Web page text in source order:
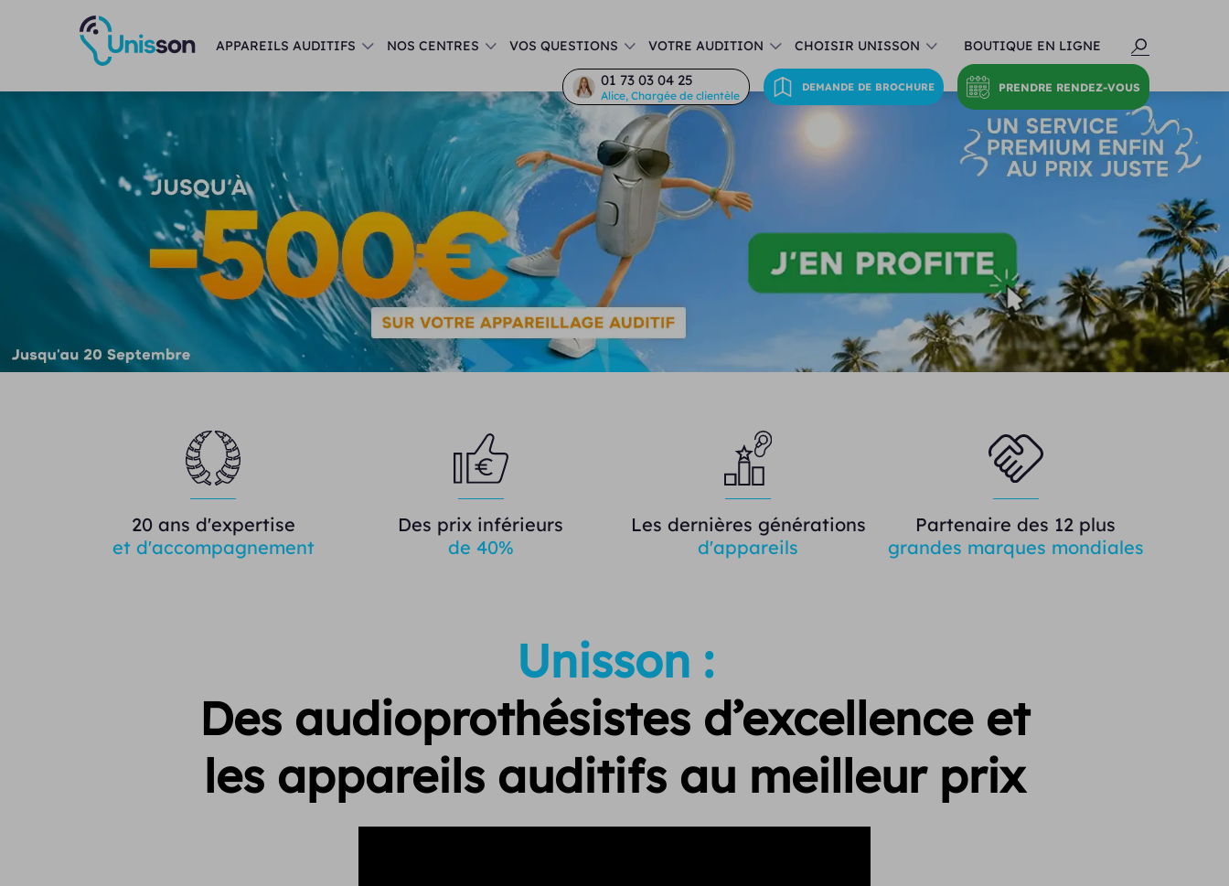
APPAREILS AUDITIFS NOS CENTRES VOS QUESTIONS VOTRE AUDITION CHOISIR UNISSON BOUTIQUE EN LIGNE
01 73 03 04 25
Alice, Chargée de clientèle
DEMANDE DE BROCHURE PRENDRE RENDEZ-VOUS
20 ans d'expertise
et d'accompagnement
Des prix inférieurs
de 40%
Les dernières générations
d'appareils
Partenaire des 12 plus
grandes marques mondiales
Unisson :
Des audioprothésistes d’excellence et
les appareils auditifs au meilleur prix